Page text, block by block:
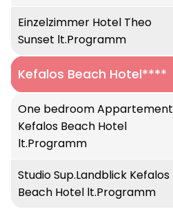
Einzelzimmer Hotel Theo
Sunset lt.Programm
Kefalos Beach Hotel****
One bedroom Appartement
Kefalos Beach Hotel
lt.Programm
Studio Sup.Landblick Kefalos
Beach Hotel lt.Programm